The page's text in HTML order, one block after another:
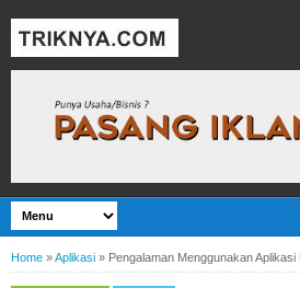
Home »Aplikasi » Pengalaman Menggunakan